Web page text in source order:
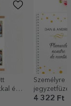
és
Személyre
4 322 Ft